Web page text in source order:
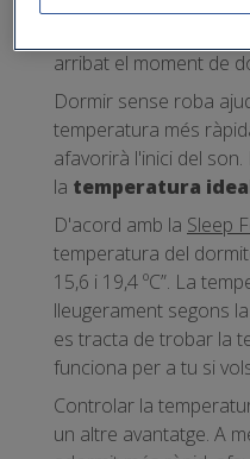
temperatura corporal.
arribat el moment de
Dormir sense roba
temperatura més
afavorirà l'inici del son.
la temperatura
D'acord amb la Sleep
temperatura del
15,6 i 19,4 ºC”. La
lleugerament segons
es tracta de trobar la
funciona per a tu si
Controlar la
un altre avantatge. A